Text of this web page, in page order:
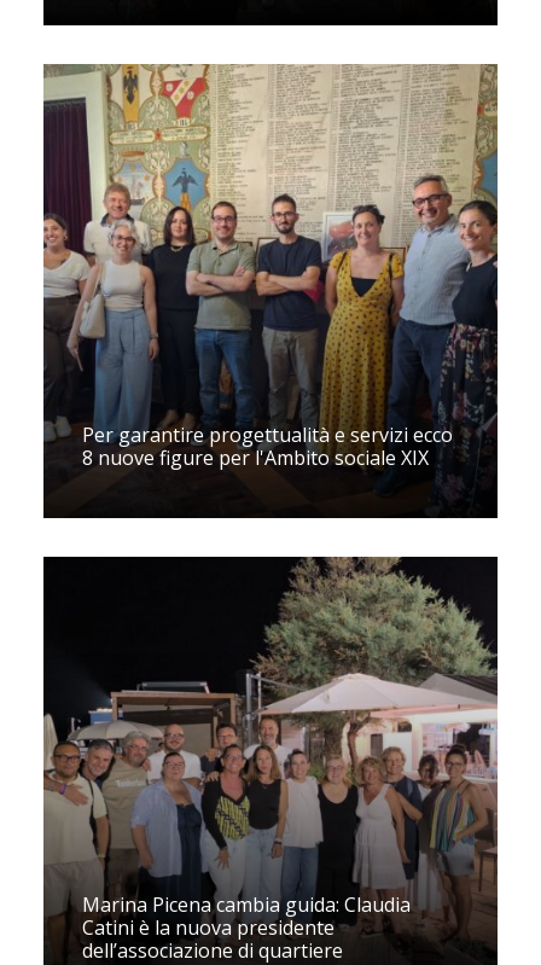
Per garantire progettualità e servizi ecco
8 nuove figure per l'Ambito sociale XIX
Marina Picena cambia guida: Claudia
Catini è la nuova presidente
dell’associazione di quartiere